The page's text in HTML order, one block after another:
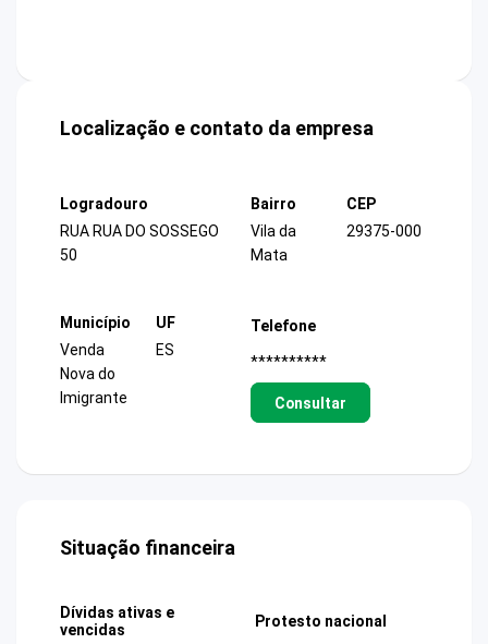
Localização e contato da empresa
Logradouro
RUA RUA DO SOSSEGO
50
Bairro
Vila da
Mata
CEP
29375-000
Município
Venda
Nova do
Imigrante
UF
ES
Telefone
**********
Consultar
Situação financeira
Dívidas ativas e
vencidas
Protesto nacional